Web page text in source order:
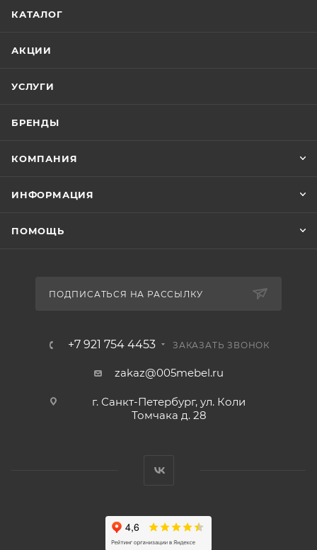
КАТАЛОГ
АКЦИИ
УСЛУГИ
БРЕНДЫ
КОМПАНИЯ
ИНФОРМАЦИЯ
ПОМОЩЬ
ПОДПИСАТЬСЯ НА РАССЫЛКУ
+7 921 754 4453 ЗАКАЗАТЬ ЗВОНОК
zakaz@005mebel.ru
г. Санкт-Петербург, ул. Коли
Томчака д. 28